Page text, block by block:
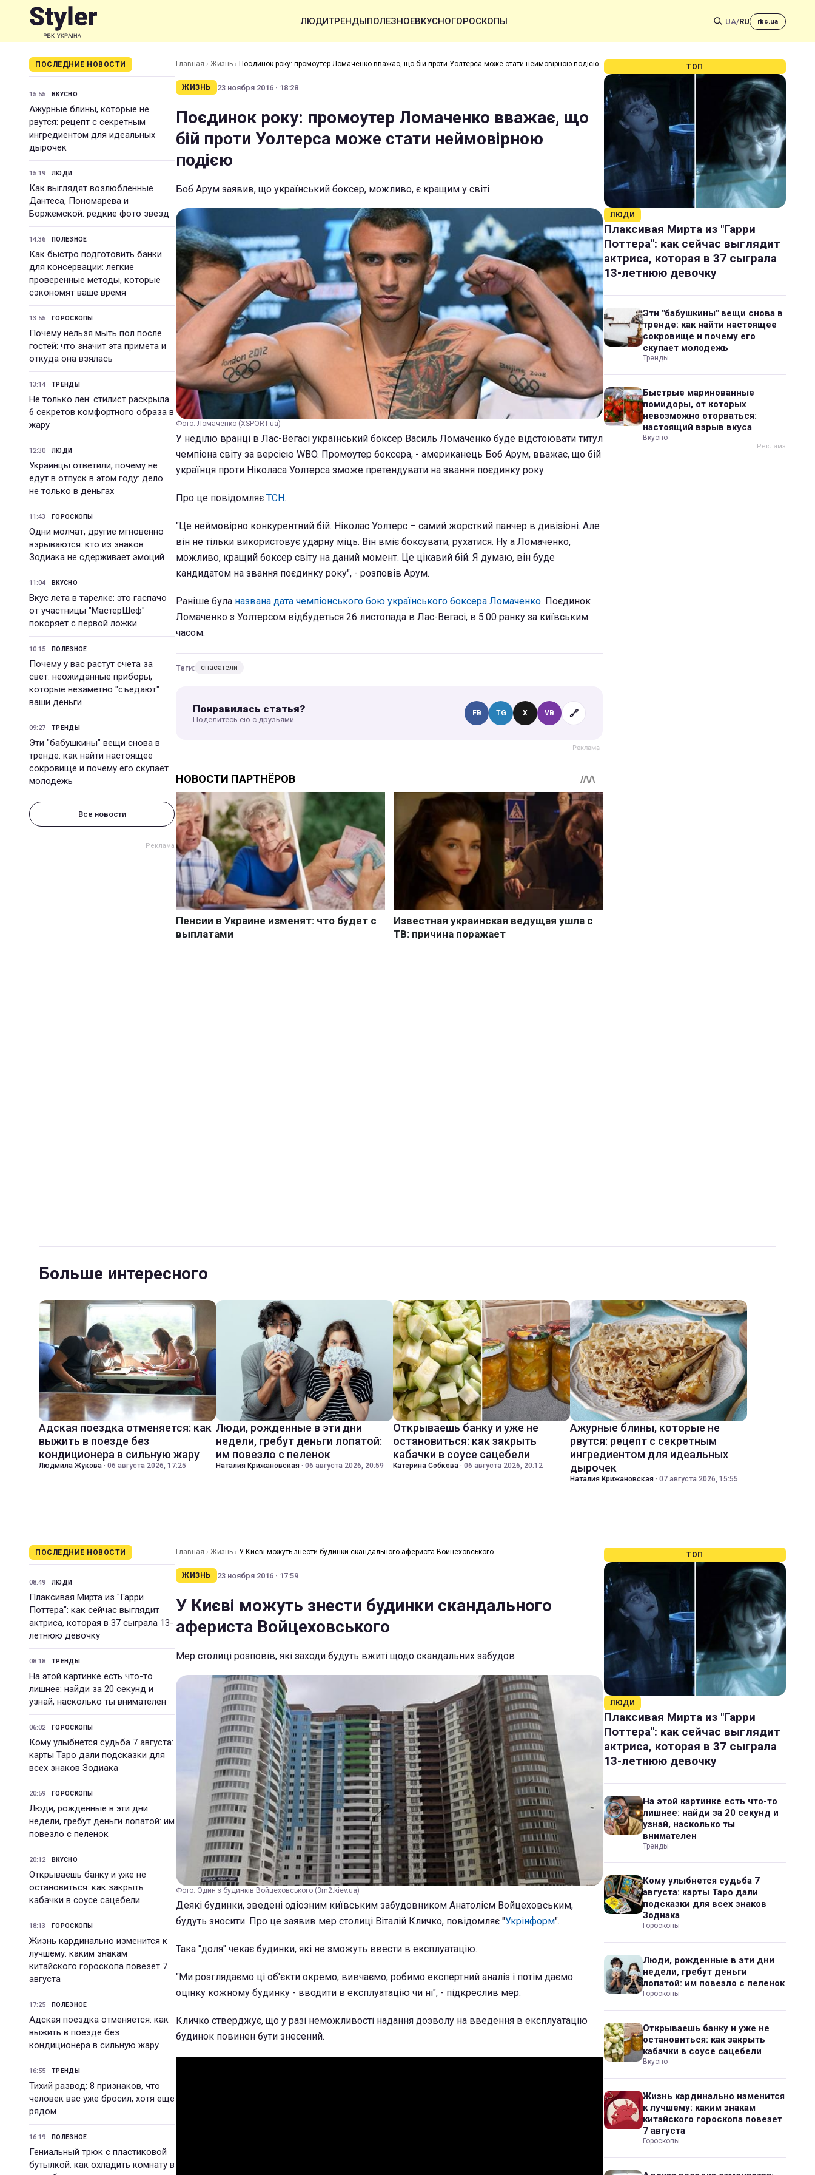
ЛЮДИТРЕНДЫПОЛЕЗНОЕВКУСНОГОРОСКОПЫ UA/RU rbc.ua
ПОСЛЕДНИЕ НОВОСТИ
15:55 ВКУСНО
Ажурные блины, которые не
рвутся: рецепт с секретным
ингредиентом для идеальных
дырочек
15:19 ЛЮДИ
Как выглядят возлюбленные
Дантеса, Пономарева и
Боржемской: редкие фото звезд
14:36 ПОЛЕЗНОЕ
Как быстро подготовить банки
для консервации: легкие
проверенные методы, которые
сэкономят ваше время
13:55 ГОРОСКОПЫ
Почему нельзя мыть пол после
гостей: что значит эта примета и
откуда она взялась
13:14 ТРЕНДЫ
Не только лен: стилист раскрыла
6 секретов комфортного образа в
жару
12:30 ЛЮДИ
Украинцы ответили, почему не
едут в отпуск в этом году: дело
не только в деньгах
11:43 ГОРОСКОПЫ
Одни молчат, другие мгновенно
взрываются: кто из знаков
Зодиака не сдерживает эмоций
11:04 ВКУСНО
Вкус лета в тарелке: это гаспачо
от участницы "МастерШеф"
покоряет с первой ложки
10:15 ПОЛЕЗНОЕ
Почему у вас растут счета за
свет: неожиданные приборы,
которые незаметно "съедают"
ваши деньги
09:27 ТРЕНДЫ
Эти "бабушкины" вещи снова в
тренде: как найти настоящее
сокровище и почему его скупает
молодежь
Все новости
Главная › Жизнь › Поєдинок року: промоутер Ломаченко вважає, що бій проти Уолтерса може стати неймовірною подією
ЖИЗНЬ 23 ноября 2016 · 18:28
Поєдинок року: промоутер Ломаченко вважає, що
бій проти Уолтерса може стати неймовірною
подією
Боб Арум заявив, що український боксер, можливо, є кращим у світі
Фото: Ломаченко (XSPORT.ua)
У неділю вранці в Лас-Вегасі український боксер Василь Ломаченко буде відстоювати титул
чемпіона світу за версією WBO. Промоутер боксера, - американець Боб Арум, вважає, що бій
українця проти Ніколаса Уолтерса зможе претендувати на звання поєдинку року.
Про це повідомляє ТСН.
"Це неймовірно конкурентний бій. Ніколас Уолтерс – самий жорсткий панчер в дивізіоні. Але
він не тільки використовує ударну міць. Він вміє боксувати, рухатися. Ну а Ломаченко,
можливо, кращий боксер світу на даний момент. Це цікавий бій. Я думаю, він буде
кандидатом на звання поєдинку року", - розповів Арум.
Раніше була названа дата чемпіонського бою українського боксера Ломаченко. Поєдинок
Ломаченко з Уолтерсом відбудеться 26 листопада в Лас-Вегасі, в 5:00 ранку за київським
часом.
Теги: спасатели
Понравилась статья?
Поделитесь ею с друзьями
FB TG X VB 🔗
ТОП
ЛЮДИ
Плаксивая Мирта из "Гарри
Поттера": как сейчас выглядит
актриса, которая в 37 сыграла
13-летнюю девочку
Эти "бабушкины" вещи снова в
тренде: как найти настоящее
сокровище и почему его
скупает молодежь
Тренды
Быстрые маринованные
помидоры, от которых
невозможно оторваться:
настоящий взрыв вкуса
Вкусно
Больше интересного
Адская поездка отменяется: как
выжить в поезде без
кондиционера в сильную жару
Людмила Жукова · 06 августа 2026, 17:25
Люди, рожденные в эти дни
недели, гребут деньги лопатой:
им повезло с пеленок
Наталия Крижановская · 06 августа 2026, 20:59
Открываешь банку и уже не
остановиться: как закрыть
кабачки в соусе сацебели
Катерина Собкова · 06 августа 2026, 20:12
Ажурные блины, которые не
рвутся: рецепт с секретным
ингредиентом для идеальных
дырочек
Наталия Крижановская · 07 августа 2026, 15:55
ПОСЛЕДНИЕ НОВОСТИ
08:49 ЛЮДИ
Плаксивая Мирта из "Гарри
Поттера": как сейчас выглядит
актриса, которая в 37 сыграла 13-
летнюю девочку
08:18 ТРЕНДЫ
На этой картинке есть что-то
лишнее: найди за 20 секунд и
узнай, насколько ты внимателен
06:02 ГОРОСКОПЫ
Кому улыбнется судьба 7 августа:
карты Таро дали подсказки для
всех знаков Зодиака
20:59 ГОРОСКОПЫ
Люди, рожденные в эти дни
недели, гребут деньги лопатой: им
повезло с пеленок
20:12 ВКУСНО
Открываешь банку и уже не
остановиться: как закрыть
кабачки в соусе сацебели
18:13 ГОРОСКОПЫ
Жизнь кардинально изменится к
лучшему: каким знакам
китайского гороскопа повезет 7
августа
17:25 ПОЛЕЗНОЕ
Адская поездка отменяется: как
выжить в поезде без
кондиционера в сильную жару
16:55 ТРЕНДЫ
Тихий развод: 8 признаков, что
человек вас уже бросил, хотя еще
рядом
16:19 ПОЛЕЗНОЕ
Гениальный трюк с пластиковой
бутылкой: как охладить комнату в
Главная › Жизнь › У Києві можуть знести будинки скандального афериста Войцеховського
ЖИЗНЬ 23 ноября 2016 · 17:59
У Києві можуть знести будинки скандального
афериста Войцеховського
Мер столиці розповів, які заходи будуть вжиті щодо скандальних забудов
Фото: Один з будинків Войцеховського (3m2.kiev.ua)
Деякі будинки, зведені одіозним київським забудовником Анатолієм Войцеховським,
будуть зносити. Про це заявив мер столиці Віталій Кличко, повідомляє "Укрінформ".
Така "доля" чекає будинки, які не зможуть ввести в експлуатацію.
"Ми розглядаємо ці об'єкти окремо, вивчаємо, робимо експертний аналіз і потім даємо
оцінку кожному будинку - вводити в експлуатацію чи ні", - підкреслив мер.
Кличко стверджує, що у разі неможливості надання дозволу на введення в експлуатацію
будинок повинен бути знесений.
ТОП
ЛЮДИ
Плаксивая Мирта из "Гарри
Поттера": как сейчас выглядит
актриса, которая в 37 сыграла
13-летнюю девочку
На этой картинке есть что-то
лишнее: найди за 20 секунд и
узнай, насколько ты
внимателен
Тренды
Кому улыбнется судьба 7
августа: карты Таро дали
подсказки для всех знаков
Зодиака
Гороскопы
Люди, рожденные в эти дни
недели, гребут деньги
лопатой: им повезло с пеленок
Гороскопы
Открываешь банку и уже не
остановиться: как закрыть
кабачки в соусе сацебели
Вкусно
Жизнь кардинально изменится
к лучшему: каким знакам
китайского гороскопа повезет
7 августа
Гороскопы